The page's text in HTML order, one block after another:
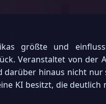
größte und
Veranstaltet von der
hinaus nicht nur
KI besitzt, die deutlich